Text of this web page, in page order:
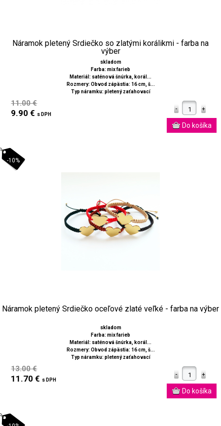
Náramok pletený Srdiečko so zlatými korálikmi - farba na
výber
skladom
Farba: mix farieb
Materiál: saténová šnúrka, korál...
Rozmery: Obvod zápästia: 16 cm, š...
Typ náramku: pletený zaťahovací
11.00 €
9.90 € s DPH
-10%
Náramok pletený Srdiečko oceľové zlaté veľké - farba na výber
skladom
Farba: mix farieb
Materiál: saténová šnúrka, korál...
Rozmery: Obvod zápästia: 16 cm, š...
Typ náramku: pletený zaťahovací
13.00 €
11.70 € s DPH